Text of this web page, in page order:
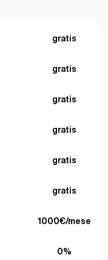
gratis
gratis
gratis
gratis
gratis
gratis
1000€/mese
0%